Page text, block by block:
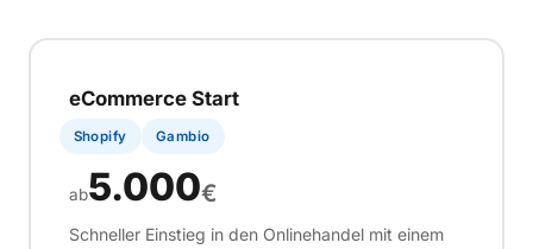
eCommerce Start
Shopify Gambio
ab5.000€
Schneller Einstieg in den Onlinehandel mit einem